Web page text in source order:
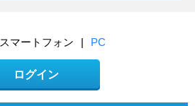
スマートフォン | PC
ログイン